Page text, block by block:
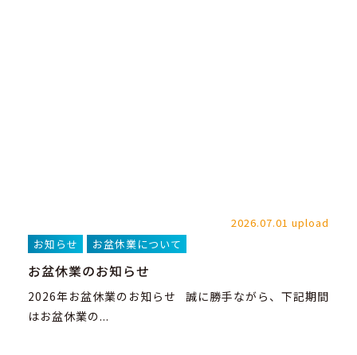
2026.07.01 upload
お知らせ
お盆休業について
お盆休業のお知らせ
2026年お盆休業のお知らせ 誠に勝手ながら、下記期間
はお盆休業の...